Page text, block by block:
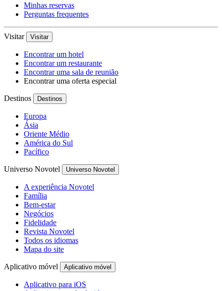
Minhas reservas
Perguntas frequentes
Visitar Visitar
Encontrar um hotel
Encontrar um restaurante
Encontrar uma sala de reunião
Encontrar uma oferta especial
Destinos Destinos
Europa
Ásia
Oriente Médio
América do Sul
Pacífico
Universo Novotel Universo Novotel
A experiência Novotel
Família
Bem-estar
Negócios
Fidelidade
Revista Novotel
Todos os idiomas
Mapa do site
Aplicativo móvel Aplicativo móvel
Aplicativo para iOS